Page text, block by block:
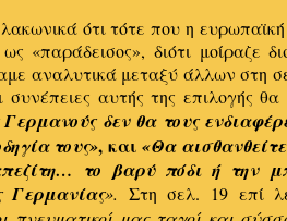
ότι τότε που η
«παράδεισος», διότι μοίραζε
αναλυτικά μεταξύ άλλων στη
συνέπειες αυτής της επιλογής
Γερμανούς δεν θα τους
τους», και«Θα
το βαρύ πόδι ή την
Γερμανίας». Στη σελ. 19 επί